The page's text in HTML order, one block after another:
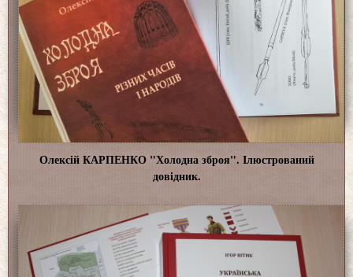
Олексій КАРПЕНКО "Холодна зброя". Ілюстрований
довідник.